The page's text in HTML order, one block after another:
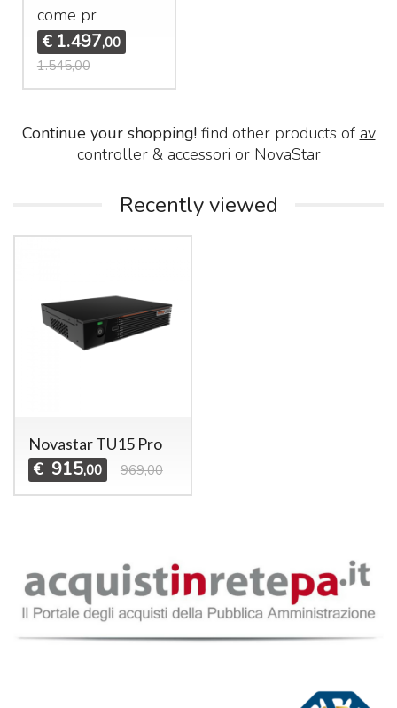
come pr
€ 1.497,00
1.545,00
Continue your shopping!find other products of av
controller & accessori or NovaStar
Recently viewed
Novastar TU15 Pro
€ 915,00 969,00